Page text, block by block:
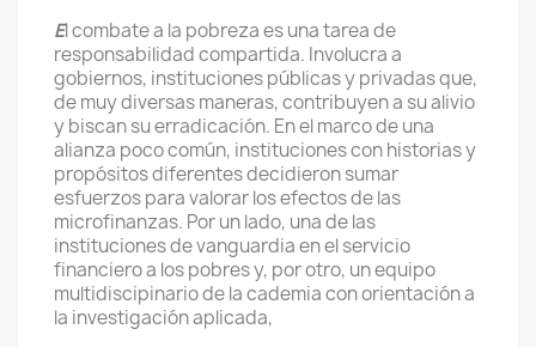
El combate a la pobreza es una tarea de
responsabilidad compartida. Involucra a
gobiernos, instituciones públicas y privadas que,
de muy diversas maneras, contribuyen a su alivio
y biscan su erradicación. En el marco de una
alianza poco común, instituciones con historias y
propósitos diferentes decidieron sumar
esfuerzos para valorar los efectos de las
microfinanzas. Por un lado, una de las
instituciones de vanguardia en el servicio
financiero a los pobres y, por otro, un equipo
multidiscipinario de la cademia con orientación a
la investigación aplicada,